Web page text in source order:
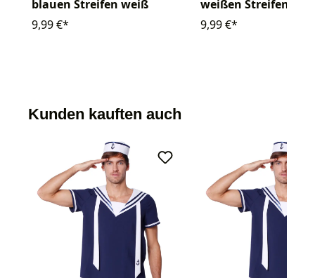
blauen Streifen weiß
9,99 €*
weißen Streifen
9,99 €*
Kunden kauften auch